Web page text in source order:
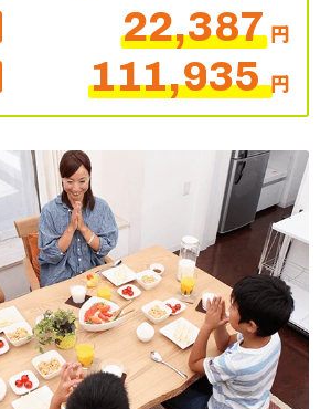
22,387円
111,935円